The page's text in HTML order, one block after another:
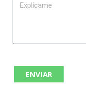
ENVIAR